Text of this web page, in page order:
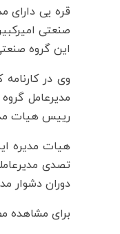
قره یی دارای
صنعتی
این گروه
وی در
مدیرعامل
رییس هیات
هیات مدیره
دوران دشوار
برای مشاهده